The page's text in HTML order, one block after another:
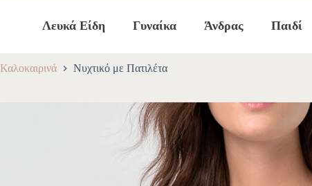
Λευκά Είδη Γυναίκα Άνδρας Παιδί
Καλοκαιρινά Νυχτικό με Πατιλέτα